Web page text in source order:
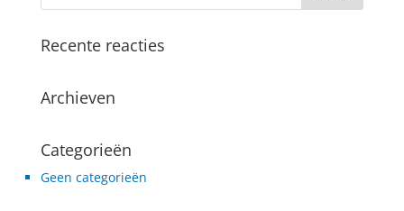
Recente reacties
Archieven
Categorieën
Geen categorieën